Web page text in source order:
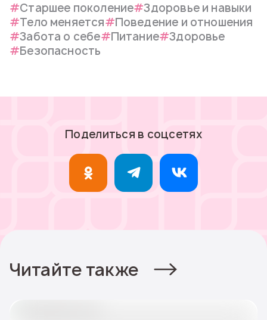
Старшее поколение
Здоровье и навыки
Тело меняется
Поведение и отношения
Забота о себе
Питание
Здоровье
Безопасность
Поделиться в соцсетях
Читайте также